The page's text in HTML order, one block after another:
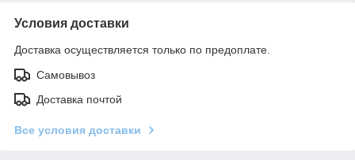
Условия доставки
Доставка осуществляется только по предоплате.
Самовывоз
Доставка почтой
Все условия доставки